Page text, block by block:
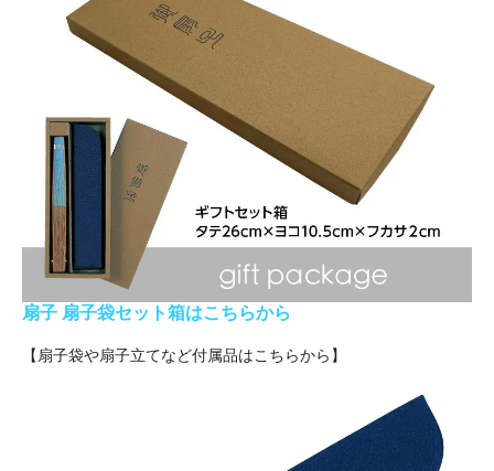
扇子 扇子袋セット箱はこちらから
【扇子袋や扇子立てなど付属品はこちらから】